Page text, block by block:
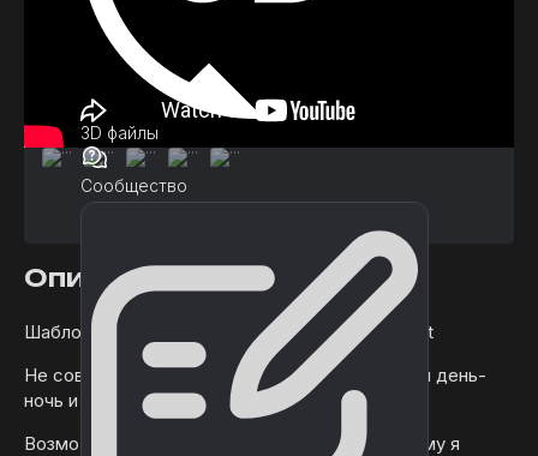
3D файлы
Сообщество
Описание
Шаблон Survival FPS, основанный на стиле Rust
Не совместим с URP или HDRP из-за системы день-
ночь и погодной системы на данный момент
Возможно, вам не нужны все системы, поэтому я